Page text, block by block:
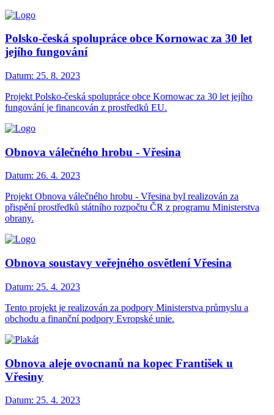
Polsko-česká spolupráce obce Kornowac za 30 let
jejího fungování
Datum: 25. 8. 2023
Projekt Polsko-česká spolupráce obce Kornowac za 30 let jejího
fungování je financován z prostředků EU.
Obnova válečného hrobu - Vřesina
Datum: 26. 4. 2023
Projekt Obnova válečného hrobu - Vřesina byl realizován za
přispění prostředků státního rozpočtu ČR z programu Ministerstva
obrany.
Obnova soustavy veřejného osvětlení Vřesina
Datum: 25. 4. 2023
Tento projekt je realizován za podpory Ministerstva průmyslu a
obchodu a finanční podpory Evropské unie.
Obnova aleje ovocnanů na kopec František u
Vřesiny
Datum: 25. 4. 2023